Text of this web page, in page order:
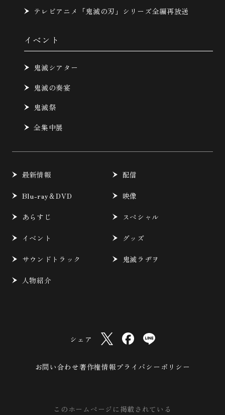
テレビアニメ「鬼滅の刃」シリーズ全編再放送
イベント
鬼滅シアター
鬼滅の奏宴
鬼滅祭
全集中展
最新情報 配信
Blu-ray＆DVD 映像
あらすじ スペシャル
イベント グッズ
サウンドトラック 鬼滅ラヂヲ
人物紹介
シェア
お問い合わせ著作権情報プライバシーポリシー
このホームページに掲載されている